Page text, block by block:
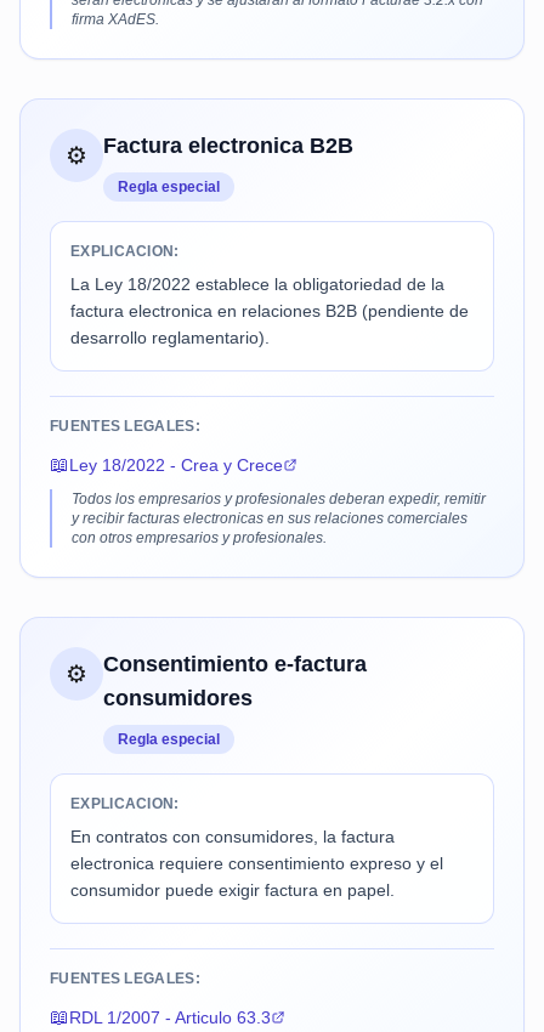
firma XAdES.
⚙️ Factura electronica B2B
Regla especial
EXPLICACION:
La Ley 18/2022 establece la obligatoriedad de la
factura electronica en relaciones B2B (pendiente de
desarrollo reglamentario).
FUENTES LEGALES:
📖Ley 18/2022 - Crea y Crece
Todos los empresarios y profesionales deberan expedir, remitir
y recibir facturas electronicas en sus relaciones comerciales
con otros empresarios y profesionales.
⚙️
Consentimiento e-factura
consumidores
Regla especial
EXPLICACION:
En contratos con consumidores, la factura
electronica requiere consentimiento expreso y el
consumidor puede exigir factura en papel.
FUENTES LEGALES:
📖RDL 1/2007 - Articulo 63.3